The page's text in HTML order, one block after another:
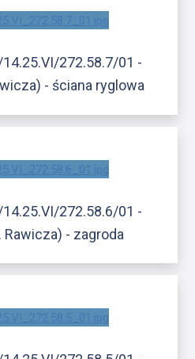
272.58.7/01 -
- ściana ryglowa
272.58.6/01 -
- zagroda